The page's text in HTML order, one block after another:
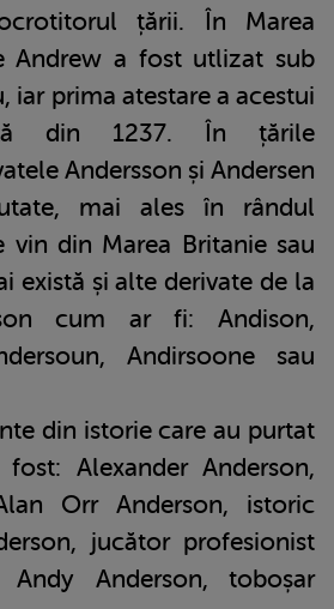
țării. În Marea
Andrew a fost utlizat sub
iar prima atestare a acestui
din 1237. În țările
Andersson și Andersen
mai ales în rândul
vin din Marea Britanie sau
există și alte derivate de la
cum ar fi: Andison,
Andirsoone sau
din istorie care au purtat
Alexander Anderson,
Orr Anderson, istoric
jucător profesionist
Anderson, toboșar